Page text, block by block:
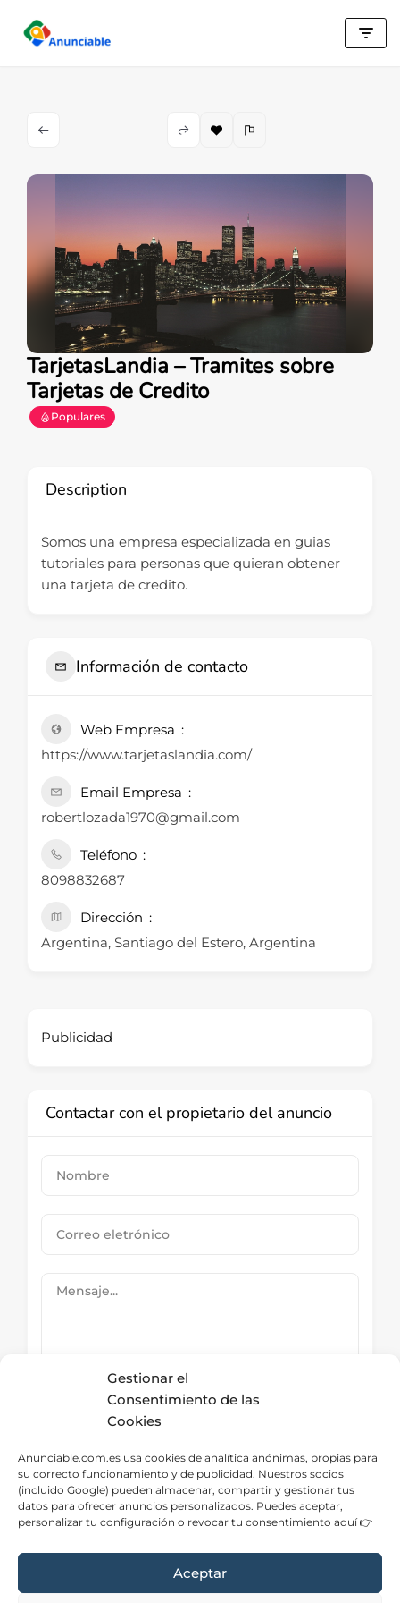
Gestionar el
Consentimiento de las
Cookies
Anunciable.com.es usa cookies de analítica anónimas, propias para
su correcto funcionamiento y de publicidad. Nuestros socios
(incluido Google) pueden almacenar, compartir y gestionar tus
datos para ofrecer anuncios personalizados. Puedes aceptar,
personalizar tu configuración o revocar tu consentimiento aquí 👉
Aceptar
Saltar
TarjetasLandia – Tramites sobre
Tarjetas de Credito
Populares
Description
Somos una empresa especializada en guias
tutoriales para personas que quieran obtener
una tarjeta de credito.
Información de contacto
Web Empresa
https://www.tarjetaslandia.com/
Email Empresa
robertlozada1970@gmail.com
Teléfono
8098832687
Dirección
Argentina, Santiago del Estero, Argentina
Publicidad
Contactar con el propietario del anuncio
Submit Now
Directorio – Categorías